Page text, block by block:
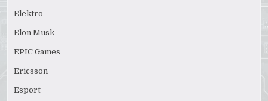
Elektro
Elon Musk
EPIC Games
Ericsson
Esport